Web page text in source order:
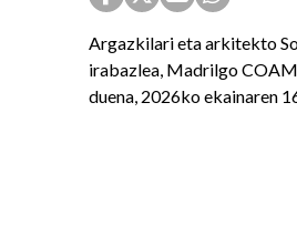
Argazkilari eta arkitekto
irabazlea, Madrilgo
duena, 2026ko ekainaren